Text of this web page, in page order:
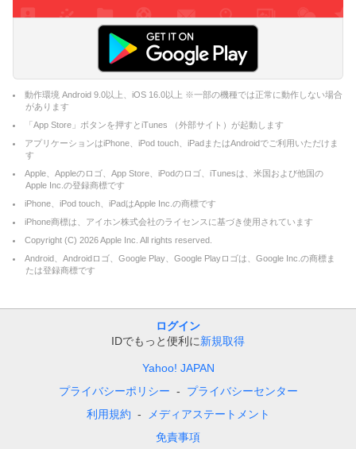
動作環境 Android 9.0以上、iOS 16.0以上 ※一部の機種では正常に動作しない場合
があります
「App Store」ボタンを押すとiTunes （外部サイト）が起動します
アプリケーションはiPhone、iPod touch、iPadまたはAndroidでご利用いただけま
す
Apple、Appleのロゴ、App Store、iPodのロゴ、iTunesは、米国および他国の
Apple Inc.の登録商標です
iPhone、iPod touch、iPadはApple Inc.の商標です
iPhone商標は、アイホン株式会社のライセンスに基づき使用されています
Copyright (C) 2026Apple Inc. All rights reserved.
Android、Androidロゴ、Google Play、Google Playロゴは、Google Inc.の商標ま
たは登録商標です
ログイン
IDでもっと便利に新規取得
Yahoo! JAPAN
プライバシーポリシー
プライバシーセンター
利用規約
メディアステートメント
免責事項